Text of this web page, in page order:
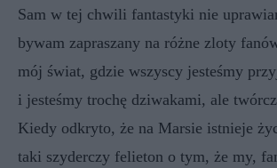
Sam w tej chwili fantastyki nie
bywam zapraszany na różne zloty
mój świat, gdzie wszyscy jesteśmy
i jesteśmy trochę dziwakami, ale
Kiedy odkryto, że na Marsie istnieje
taki szyderczy felieton o tym, że my,